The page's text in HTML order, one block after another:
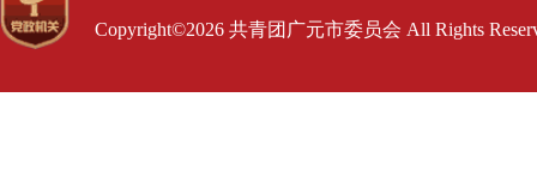
Copyright©2026 共青团广元市委员会 All Rights